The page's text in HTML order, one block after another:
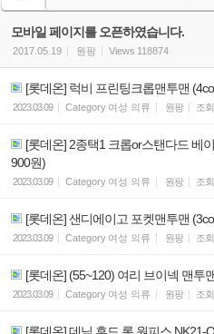
모바일 페이지를 오픈하였습니다.
2017.05.19 원팡 Views 118874
[롯데온] 럭비 프린팅크롭맨투맨
2023.03.09 Category 여성 의류 원팡 조회
[롯데온] 2종택1 크롭or스탠다드 베
900원)
2023.03.09 Category 여성 의류 원팡 조회
[롯데온] 샌디에이고 포켓맨투맨
2023.03.09 Category 여성 의류 원팡 조회
[롯데온] (55~120) 여리 브이넥 맨투
2023.03.09 Category 여성 의류 원팡 조회